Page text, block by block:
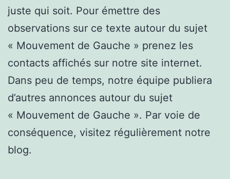
juste qui soit. Pour émettre des
observations sur ce texte autour du sujet
« Mouvement de Gauche » prenez les
contacts affichés sur notre site internet.
Dans peu de temps, notre équipe publiera
d’autres annonces autour du sujet
« Mouvement de Gauche ». Par voie de
conséquence, visitez régulièrement notre
blog.